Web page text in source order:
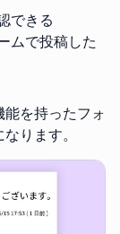
できる
ムで投稿した
を持ったフォ
ります。